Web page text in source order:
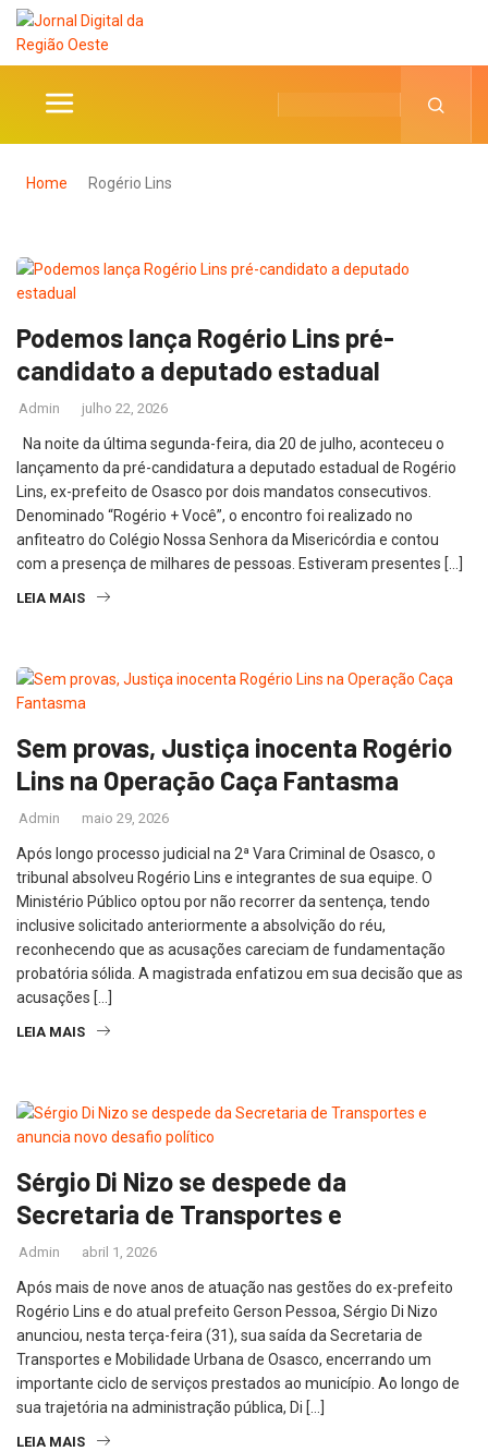
Home Rogério Lins
Podemos lança Rogério Lins pré-
candidato a deputado estadual
Admin julho 22, 2026
Na noite da última segunda-feira, dia 20 de julho, aconteceu o
lançamento da pré-candidatura a deputado estadual de Rogério
Lins, ex-prefeito de Osasco por dois mandatos consecutivos.
Denominado “Rogério + Você”, o encontro foi realizado no
anfiteatro do Colégio Nossa Senhora da Misericórdia e contou
com a presença de milhares de pessoas. Estiveram presentes […]
LEIA MAIS
Sem provas, Justiça inocenta Rogério
Lins na Operação Caça Fantasma
Admin maio 29, 2026
Após longo processo judicial na 2ª Vara Criminal de Osasco, o
tribunal absolveu Rogério Lins e integrantes de sua equipe. O
Ministério Público optou por não recorrer da sentença, tendo
inclusive solicitado anteriormente a absolvição do réu,
reconhecendo que as acusações careciam de fundamentação
probatória sólida. A magistrada enfatizou em sua decisão que as
acusações […]
LEIA MAIS
Sérgio Di Nizo se despede da
Secretaria de Transportes e
Admin abril 1, 2026
Após mais de nove anos de atuação nas gestões do ex-prefeito
Rogério Lins e do atual prefeito Gerson Pessoa, Sérgio Di Nizo
anunciou, nesta terça-feira (31), sua saída da Secretaria de
Transportes e Mobilidade Urbana de Osasco, encerrando um
importante ciclo de serviços prestados ao município. Ao longo de
sua trajetória na administração pública, Di […]
LEIA MAIS